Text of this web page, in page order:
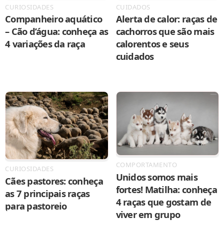
CURIOSIDADES
Companheiro aquático
– Cão d’água: conheça as
4 variações da raça
CUIDADOS
Alerta de calor: raças de
cachorros que são mais
calorentos e seus
cuidados
CURIOSIDADES
Cães pastores: conheça
as 7 principais raças
para pastoreio
COMPORTAMENTO
Unidos somos mais
fortes! Matilha: conheça
4 raças que gostam de
viver em grupo